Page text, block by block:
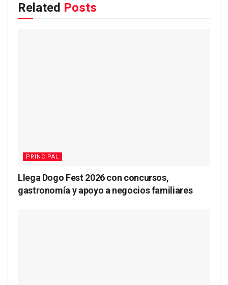
Related Posts
PRINCIPAL
Llega Dogo Fest 2026 con concursos,
gastronomía y apoyo a negocios familiares